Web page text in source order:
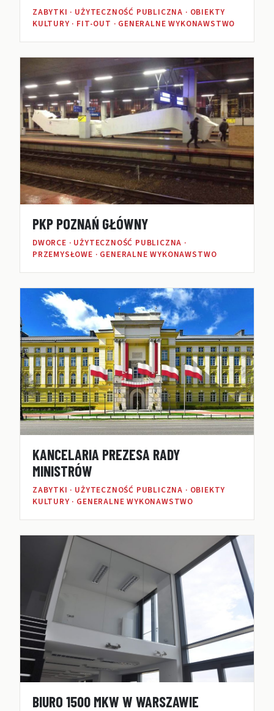
ZABYTKI · UŻYTECZNOŚĆ PUBLICZNA · OBIEKTY
KULTURY · FIT-OUT · GENERALNE WYKONAWSTWO
PKP POZNAŃ GŁÓWNY
DWORCE · UŻYTECZNOŚĆ PUBLICZNA ·
PRZEMYSŁOWE · GENERALNE WYKONAWSTWO
KANCELARIA PREZESA RADY
MINISTRÓW
ZABYTKI · UŻYTECZNOŚĆ PUBLICZNA · OBIEKTY
KULTURY · GENERALNE WYKONAWSTWO
BIURO 1500 MKW W WARSZAWIE